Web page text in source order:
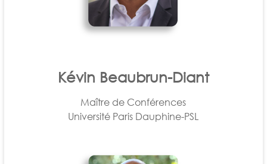
Kévin Beaubrun-Diant
Maître de Conférences
Université Paris Dauphine-PSL